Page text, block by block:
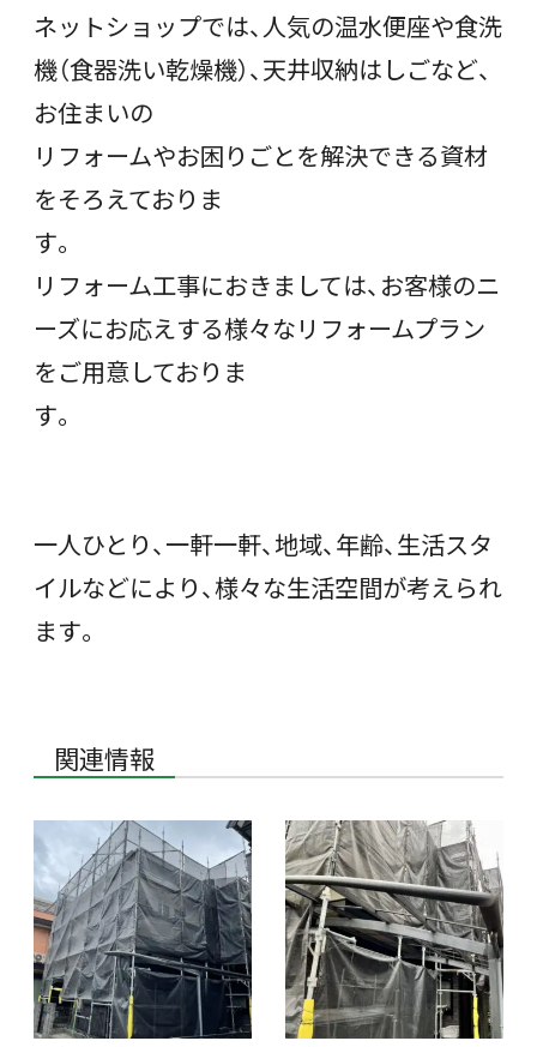
ネットショップでは、人気の温水便座や食洗
機（食器洗い乾燥機）、天井収納はしごなど、
お住まいの
リフォームやお困りごとを解決できる資材
をそろえておりま
す。
リフォーム工事におきましては、お客様のニ
ーズにお応えする様々なリフォームプラン
をご用意しておりま
す。
一人ひとり、一軒一軒、地域、年齢、生活スタ
イルなどにより、様々な生活空間が考えられ
ます。
関連情報